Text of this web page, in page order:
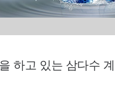
하고 있는 삼다수